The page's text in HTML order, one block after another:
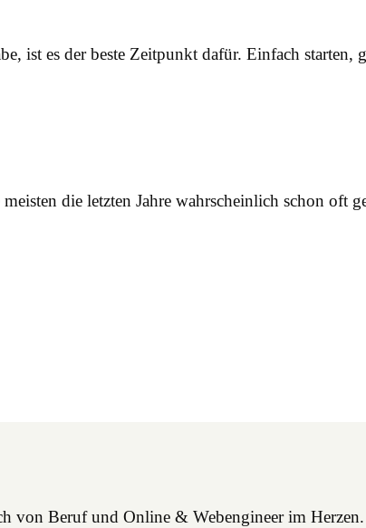
ist es der beste Zeitpunkt dafür. Einfach starten,
die letzten Jahre wahrscheinlich schon oft
von Beruf und Online & Webengineer im